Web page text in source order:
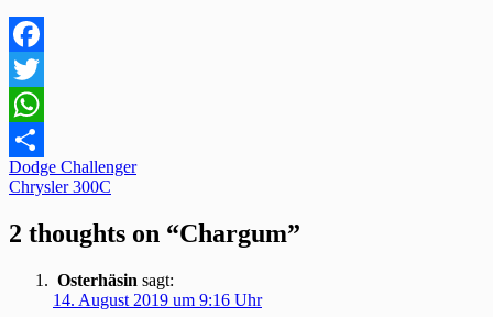
Facebook
Twitter
WhatsApp
Teilen
Beitragsnavigation
Dodge Challenger
Chrysler 300C
2 thoughts on “Chargum”
Osterhäsin sagt:
14. August 2019 um 9:16 Uhr